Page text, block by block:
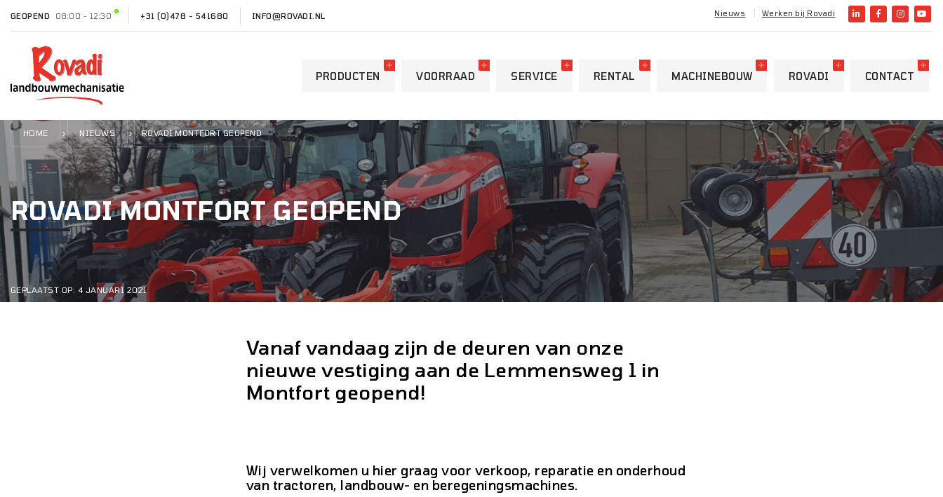
GEOPEND 08:00 - 12:30 +31 (0)478 - 541680 INFO@ROVADI.NL Nieuws Werken bij Rovadi
PRODUCTEN VOORRAAD SERVICE RENTAL MACHINEBOUW ROVADI CONTACT
HOME › NIEUWS › ROVADI MONTFORT GEOPEND
ROVADI MONTFORT GEOPEND
GEPLAATST OP: 4 JANUARI 2021
Vanaf vandaag zijn de deuren van onze
nieuwe vestiging aan de Lemmensweg 1 in
Montfort geopend!
Wij verwelkomen u hier graag voor verkoop, reparatie en onderhoud
van tractoren, landbouw- en beregeningsmachines.